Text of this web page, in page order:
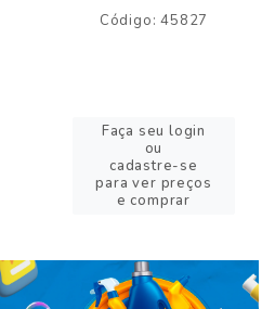
Código: 45827
Faça seu login
ou
cadastre-se
para ver preços
e comprar